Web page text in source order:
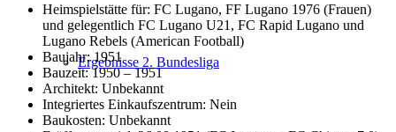
Ergebnisse 2. Bundesliga
Heimspielstätte für: FC Lugano, FF Lugano 1976 (Frauen)
und gelegentlich FC Lugano U21, FC Rapid Lugano und
Lugano Rebels (American Football)
Baujahr: 1951
Bauzeit: 1950 – 1951
Architekt: Unbekannt
Integriertes Einkaufszentrum: Nein
Baukosten: Unbekannt